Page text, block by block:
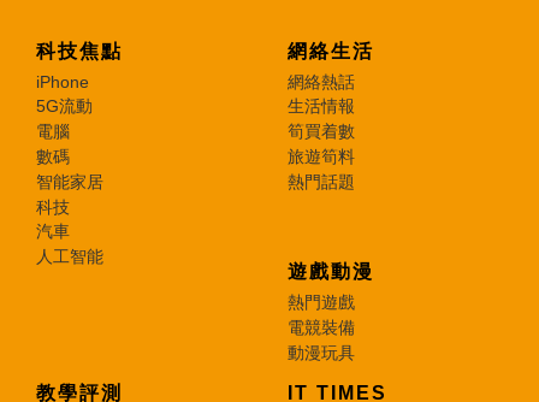
科技焦點
iPhone
5G流動
電腦
數碼
智能家居
科技
汽車
人工智能
網絡生活
網絡熱話
生活情報
筍買着數
旅遊筍料
熱門話題
遊戲動漫
熱門遊戲
電競裝備
動漫玩具
教學評測 IT TIMES